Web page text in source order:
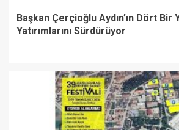
Başkan Çerçioğlu Aydın’ın Dört Bir
Yatırımlarını Sürdürüyor